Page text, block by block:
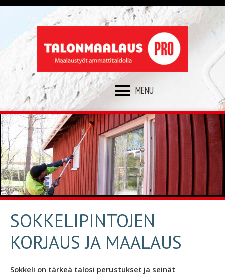
SKIP
TO
CONTENT
SOKKELIPINTOJEN
KORJAUS JA MAALAUS
Sokkeli on tärkeä talosi perustukset ja seinät